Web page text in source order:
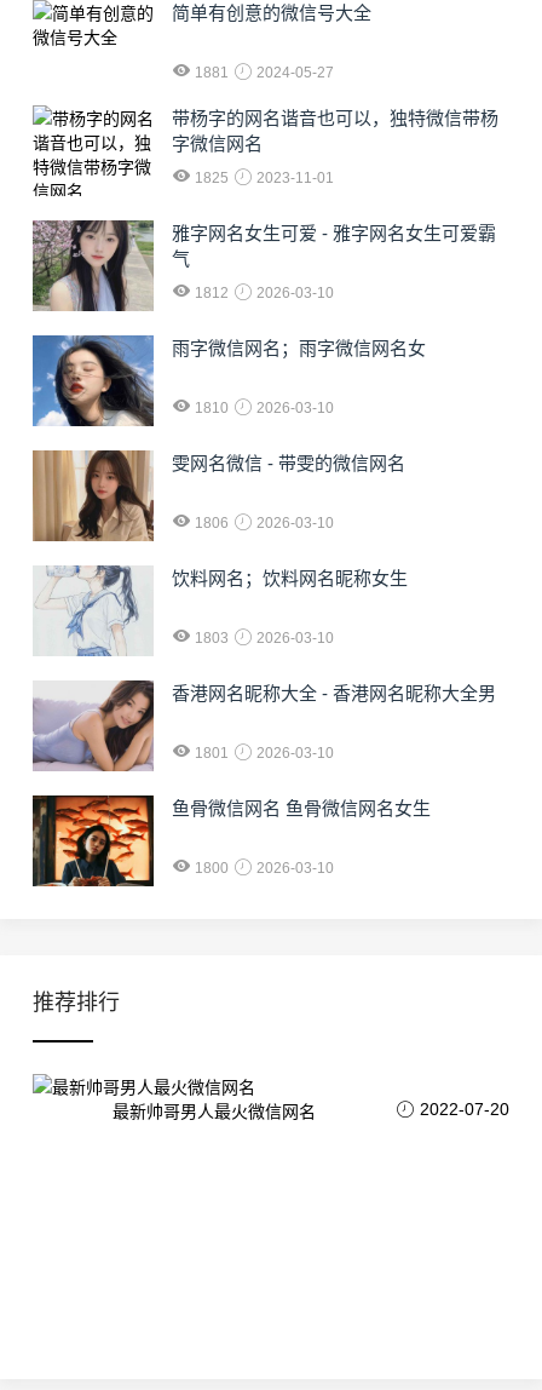
简单有创意的微信号大全
1881 2024-05-27
​带杨字的网名谐音也可以，独特微信带杨
字微信网名
1825 2023-11-01
雅字网名女生可爱 - 雅字网名女生可爱霸
气
1812 2026-03-10
雨字微信网名；雨字微信网名女
1810 2026-03-10
雯网名微信 - 带雯的微信网名
1806 2026-03-10
饮料网名；饮料网名昵称女生
1803 2026-03-10
香港网名昵称大全 - 香港网名昵称大全男
1801 2026-03-10
鱼骨微信网名 鱼骨微信网名女生
1800 2026-03-10
推荐排行
最新帅哥男人最火微信网名 2022-07-20